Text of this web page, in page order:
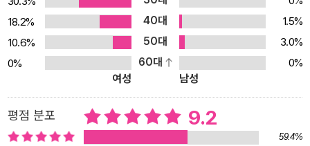
림은 결코 작지 않다. “사소한 것들이 나를 지탱해 주고 있다. 무거운
몸을 이끌고서 간신히 씻고 누웠을 때 이불에서 풍기는 좋아하는 섬
유 유연제 향이라거나, 언젠가 마음에 와닿아 책갈피로 표시해 둔 책
속의 구절이라거나, 별 내용도 없이 시시콜콜한 친구와의 전화 한 통
같은 것들. 정말 아주 사소한 것들이 계속해서 힘을 내어 날 나아가게
한다.” 반복되는 일상에 방점을 찍어 주는 1년간의 삶을 365편의 일
기로 기록한 감성 일러스트레이션 북 포근한 색연필 드로잉으로 몽글
18.2%
40대
1.5%
10.6%
50대
3.0%
0%
60대
0%
여성
남성
평점 분포 9.2
59.4%